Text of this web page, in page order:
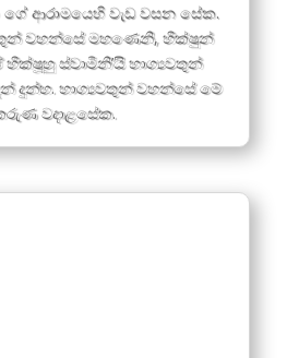
ආරාමයෙහි වැඩ වසන සේක.
වහන්සේ මහණෙනි, භික්ෂුන්
ස්වාමිනි’යි භාග්‍යවතුන්
දුන්හ. භාග්‍යවතුන් වහන්සේ මේ
වදාළසේක.